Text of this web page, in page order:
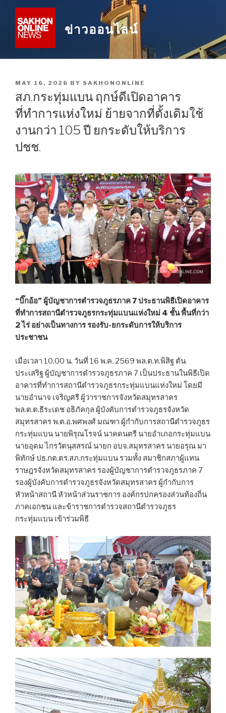
content
ข่าวออนไลน์
POSTED
MAY 16, 2026 BY SAKHONONLINE
สภ.กระทุ่มแบน ฤกษ์ดีเปิดอาคาร
ที่ทำการแห่งใหม่ ย้ายจากที่ตั้งเดิมใช้
งานกว่า 105 ปี ยกระดับให้บริการ
ปชช.
“บิ๊กอ้อ” ผู้บัญชาการตำรวจภูธรภาค 7 ประธานพิธีเปิดอาคาร
ที่ทำการสถานีตำรวจภูธรกระทุ่มแบนแห่งใหม่ 4 ชั้น พื้นที่กว่า
2 ไร่ อย่างเป็นทางการ รองรับ-ยกระดับการให้บริการ
ประชาชน
เมื่อเวลา 10.00 น. วันที่ 16 พ.ค. 2569 พล.ต.ท.พิสิฐ ตัน
ประเสริฐ ผู้บัญชาการตำรวจภูธรภาค 7 เป็นประธานในพิธีเปิด
อาคารที่ทำการสถานีตำรวจภูธรกระทุ่มแบนแห่งใหม่ โดยมี
นายอำนาจ เจริญศรี ผู้ว่าราชการจังหวัดสมุทรสาคร
พล.ต.ต.ธีระเดช อธิภัคกุล ผู้บังคับการตำรวจภูธรจังหวัด
สมุทรสาคร พ.ต.อ.พศพงศ์ มณฑา ผู้กำกับการสถานีตำรวจภูธร
กระทุ่มแบน นายพิรุณโรจน์ นาคดนตรี นายอำเภอกระทุ่มแบน
นายอุดม ไกรวัตนุสสรณ์ นายก อบจ.สมุทรสาคร นายอรุณ มา
พิทักษ์ ปธ.กต.ตร.สภ.กระทุ่มแบน รวมทั้ง สมาชิกสภาผู้แทน
ราษฎรจังหวัดสมุทรสาคร รองผู้บัญชาการตำรวจภูธรภาค 7
รองผู้บังคับการตำรวจภูธรจังหวัดสมุทรสาคร ผู้กำกับการ
หัวหน้าสถานี หัวหน้าส่วนราชการ องค์กรปกครองส่วนท้องถิ่น
ภาคเอกชน และข้าราชการตำรวจสถานีตำรวจภูธร
กระทุ่มแบน เข้าร่วมพิธี